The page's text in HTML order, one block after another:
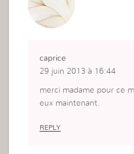
caprice
29 juin 2013 à 16:44
merci madame pour ce
eux maintenant.
REPLY